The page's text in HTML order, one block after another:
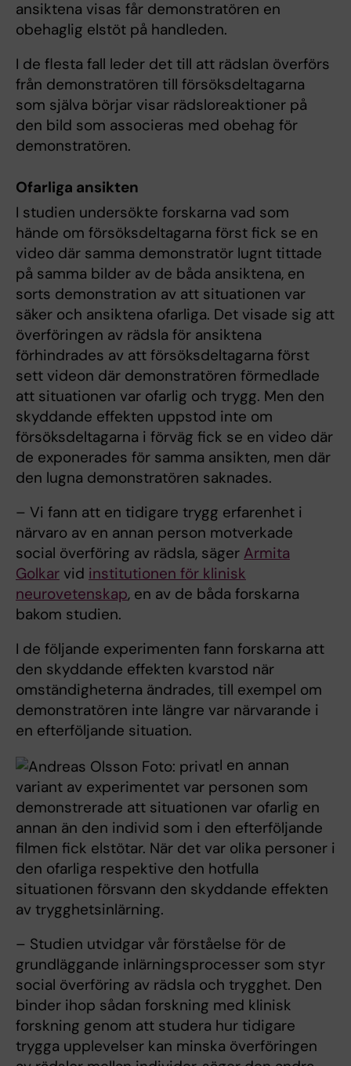
ansiktena visas får demonstratören en
obehaglig elstöt på handleden.
I de flesta fall leder det till att rädslan överförs
från demonstratören till försöksdeltagarna
som själva börjar visar rädsloreaktioner på
den bild som associeras med obehag för
demonstratören.
Ofarliga ansikten
I studien undersökte forskarna vad som
hände om försöksdeltagarna först fick se en
video där samma demonstratör lugnt tittade
på samma bilder av de båda ansiktena, en
sorts demonstration av att situationen var
säker och ansiktena ofarliga. Det visade sig att
överföringen av rädsla för ansiktena
förhindrades av att försöksdeltagarna först
sett videon där demonstratören förmedlade
att situationen var ofarlig och trygg. Men den
skyddande effekten uppstod inte om
försöksdeltagarna i förväg fick se en video där
de exponerades för samma ansikten, men där
den lugna demonstratören saknades.
– Vi fann att en tidigare trygg erfarenhet i
närvaro av en annan person motverkade
social överföring av rädsla, säger Armita
Golkar vid institutionen för klinisk
neurovetenskap, en av de båda forskarna
bakom studien.
I de följande experimenten fann forskarna att
den skyddande effekten kvarstod när
omständigheterna ändrades, till exempel om
demonstratören inte längre var närvarande i
en efterföljande situation.
I en annan
variant av experimentet var personen som
demonstrerade att situationen var ofarlig en
annan än den individ som i den efterföljande
filmen fick elstötar. När det var olika personer i
den ofarliga respektive den hotfulla
situationen försvann den skyddande effekten
av trygghetsinlärning.
– Studien utvidgar vår förståelse för de
grundläggande inlärningsprocesser som styr
social överföring av rädsla och trygghet. Den
binder ihop sådan forskning med klinisk
forskning genom att studera hur tidigare
trygga upplevelser kan minska överföringen